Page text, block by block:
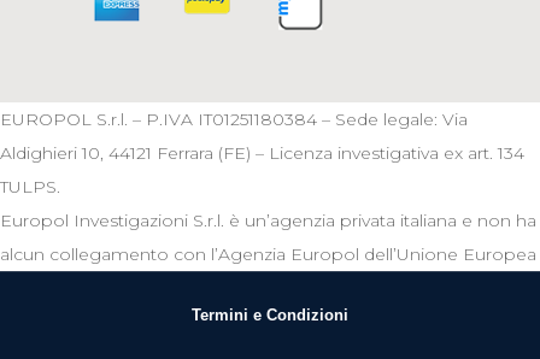
EUROPOL S.r.l. – P.IVA IT01251180384 – Sede legale: Via
Aldighieri 10, 44121 Ferrara (FE) – Licenza investigativa ex art. 134
TULPS.
Europol Investigazioni S.r.l. è un’agenzia privata italiana e non ha
alcun collegamento con l’Agenzia Europol dell’Unione Europea
Termini e Condizioni